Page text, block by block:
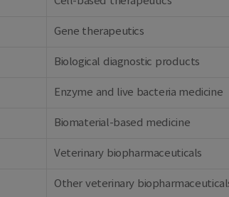
Gene therapeutics
Biological diagnostic products
Enzyme and live bacteria medicine
Biomaterial-based medicine
Veterinary biopharmaceuticals
Other veterinary